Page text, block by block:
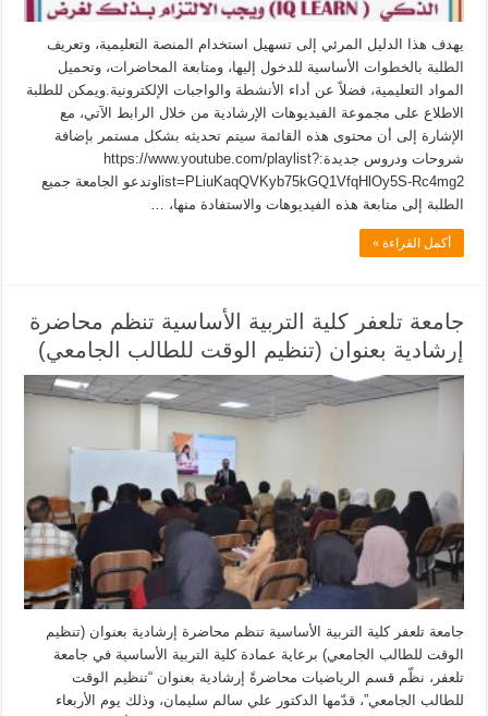
يهدف هذا الدليل المرئي إلى تسهيل استخدام المنصة التعليمية، وتعريف
الطلبة بالخطوات الأساسية للدخول إليها، ومتابعة المحاضرات، وتحميل
المواد التعليمية، فضلاً عن أداء الأنشطة والواجبات الإلكترونية.ويمكن للطلبة
الاطلاع على مجموعة الفيديوهات الإرشادية من خلال الرابط الآتي، مع
الإشارة إلى أن محتوى هذه القائمة سيتم تحديثه بشكل مستمر بإضافة
شروحات ودروس جديدة:https://www.youtube.com/playlist?
list=PLiuKaqQVKyb75kGQ1VfqHlOy5S-Rc4mg2وتدعو الجامعة جميع
الطلبة إلى متابعة هذه الفيديوهات والاستفادة منها، …
أكمل القراءة »
جامعة تلعفر كلية التربية الأساسية تنظم محاضرة
إرشادية بعنوان (تنظيم الوقت للطالب الجامعي)
جامعة تلعفر كلية التربية الأساسية تنظم محاضرة إرشادية بعنوان (تنظيم
الوقت للطالب الجامعي) برعاية عمادة كلية التربية الأساسية في جامعة
تلعفر، نظّم قسم الرياضيات محاضرةً إرشادية بعنوان “تنظيم الوقت
للطالب الجامعي”، قدّمها الدكتور علي سالم سليمان، وذلك يوم الأربعاء